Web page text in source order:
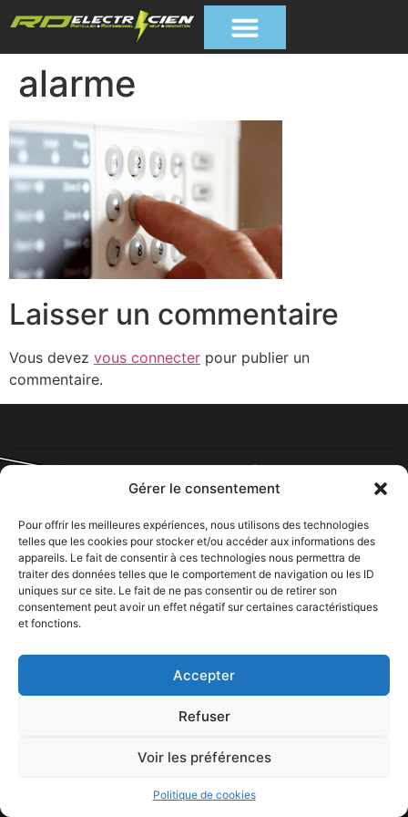
Gérer le consentement
Pour offrir les meilleures expériences, nous utilisons des technologies
telles que les cookies pour stocker et/ou accéder aux informations des
appareils. Le fait de consentir à ces technologies nous permettra de
traiter des données telles que le comportement de navigation ou les ID
uniques sur ce site. Le fait de ne pas consentir ou de retirer son
consentement peut avoir un effet négatif sur certaines caractéristiques
et fonctions.
Accepter
Refuser
Voir les préférences
Politique de cookies
alarme
Laisser un commentaire
Vous devez vous connecter pour publier un
commentaire.
Tous droits réservé @rdelectricien.fr –Mentions légales–
Recrutement–
Siege social :82 rue Jeanne d’Arc – 76000 Rouen
Bureau et showroom :
APPELEZ NOUS